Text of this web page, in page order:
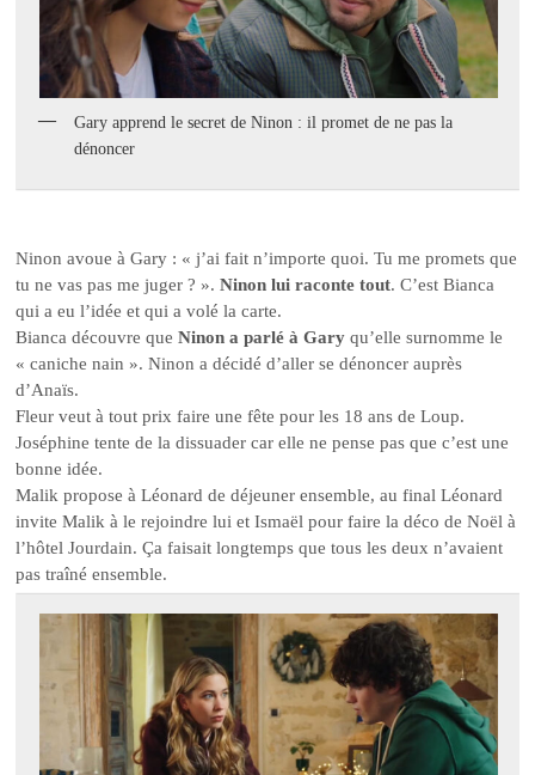
Gary apprend le secret de Ninon : il promet de ne pas la
dénoncer
Ninon avoue à Gary : « j’ai fait n’importe quoi. Tu me promets que
tu ne vas pas me juger ? ».Ninon lui raconte tout. C’est Bianca
qui a eu l’idée et qui a volé la carte.
Bianca découvre queNinon a parlé à Gary qu’elle surnomme le
« caniche nain ». Ninon a décidé d’aller se dénoncer auprès
d’Anaïs.
Fleur veut à tout prix faire une fête pour les 18 ans de Loup.
Joséphine tente de la dissuader car elle ne pense pas que c’est une
bonne idée.
Malik propose à Léonard de déjeuner ensemble, au final Léonard
invite Malik à le rejoindre lui et Ismaël pour faire la déco de Noël à
l’hôtel Jourdain. Ça faisait longtemps que tous les deux n’avaient
pas traîné ensemble.